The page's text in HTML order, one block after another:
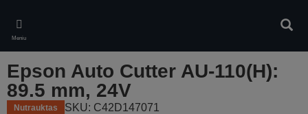
main
content
Meniu
Epson Auto Cutter AU-110(H):
89.5 mm, 24V
Nutrauktas SKU: C42D147071